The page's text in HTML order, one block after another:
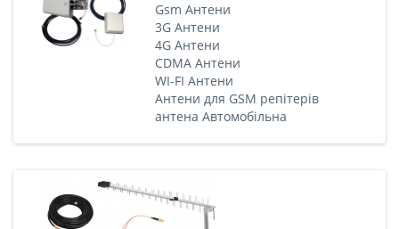
Gsm Антени
3G Антени
4G Антени
CDMA Антени
WI-FI Антени
Антени для GSM репітерів
антена Автомобільна